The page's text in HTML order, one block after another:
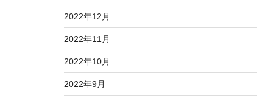
2022年12月
2022年11月
2022年10月
2022年9月